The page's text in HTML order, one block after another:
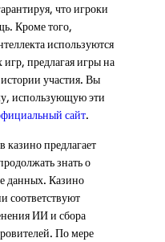
что игроки
Кроме того,
используются
предлагая игры на
участия. Вы
использующую эти
сайт.
предлагает
знать о
данных. Казино
соответствуют
ИИ и сбора
По мере